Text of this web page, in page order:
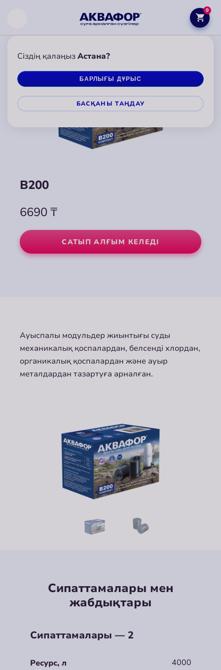
Сіздің қалаңызАстана?
БАРЛЫҒЫ ДҰРЫС
БАСҚАНЫ ТАҢДАУ
0
B200
6690₸
САТЫП АЛҒЫМ КЕЛЕДІ
B200
6690₸
САТЫП АЛҒЫМ КЕЛЕДІ
Ауыспалы модульдер жиынтығы суды
механикалық қоспалардан, белсенді хлордан,
органикалық қоспалардан және ауыр
металдардан тазартуға арналған.
Сипаттамалары мен
жабдықтары
Сипаттамалары — 2
Ресурс, л 4000